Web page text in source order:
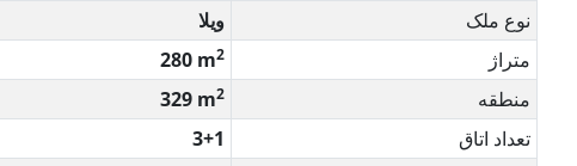
نوع ملک
ویلا
متراژ
280 m2
منطقه 329 m2
تعداد اتاق
3+1